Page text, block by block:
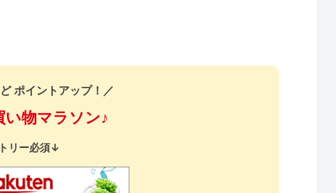
ポイントアップ！／
物マラソン♪
リー必須↓